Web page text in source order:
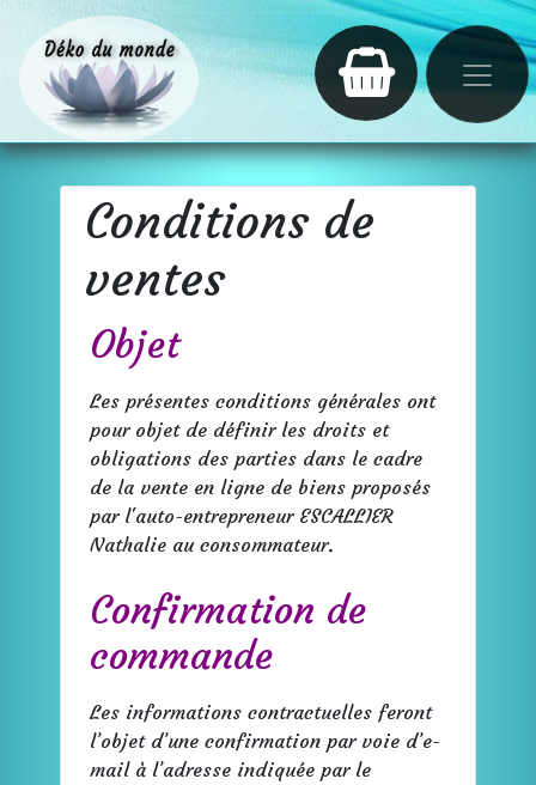
Conditions de
ventes
Objet
Les présentes conditions générales ont
pour objet de définir les droits et
obligations des parties dans le cadre
de la vente en ligne de biens proposés
par l'auto-entrepreneur ESCALLIER
Nathalie au consommateur.
Confirmation de
commande
Les informations contractuelles feront
l’objet d’une confirmation par voie d’e-
mail à l’adresse indiquée par le